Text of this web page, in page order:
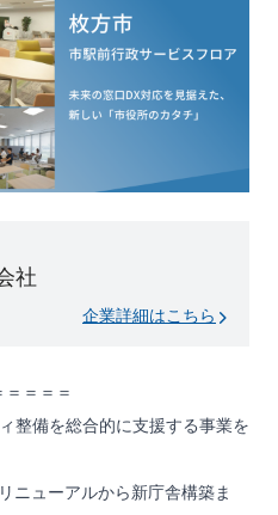
社
企業詳細はこちら
＝＝＝
整備を総合的に支援する事業を
ニューアルから新庁舎構築ま